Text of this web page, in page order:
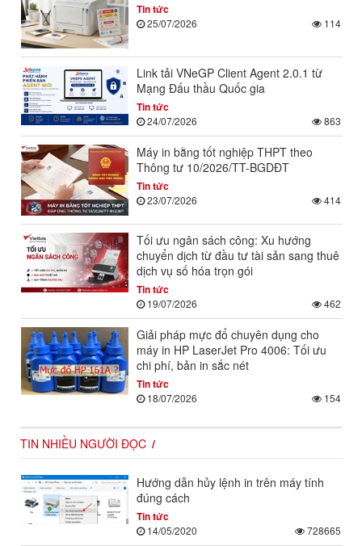
Tin tức
25/07/2026 114
Link tải VNeGP Client Agent 2.0.1 từ
Mạng Đấu thầu Quốc gia
Tin tức
24/07/2026 863
Máy in bằng tốt nghiệp THPT theo
Thông tư 10/2026/TT-BGDĐT
Tin tức
23/07/2026 414
Tối ưu ngân sách công: Xu hướng
chuyển dịch từ đầu tư tài sản sang thuê
dịch vụ số hóa trọn gói
Tin tức
19/07/2026 462
Giải pháp mực đổ chuyên dụng cho
máy in HP LaserJet Pro 4006: Tối ưu
chi phí, bản in sắc nét
Tin tức
18/07/2026 154
TIN NHIỀU NGƯỜI ĐỌC
Hướng dẫn hủy lệnh in trên máy tính
đúng cách
Tin tức
14/05/2020 728665